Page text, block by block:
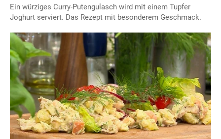
Ein würziges Curry-Putengulasch wird mit einem Tupfer
Joghurt serviert. Das Rezept mit besonderem Geschmack.